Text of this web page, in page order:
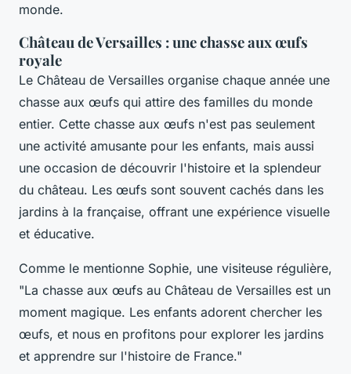
monde.
Château de Versailles : une chasse aux œufs
royale
Le Château de Versailles organise chaque année une
chasse aux œufs qui attire des familles du monde
entier. Cette chasse aux œufs n'est pas seulement
une activité amusante pour les enfants, mais aussi
une occasion de découvrir l'histoire et la splendeur
du château. Les œufs sont souvent cachés dans les
jardins à la française, offrant une expérience visuelle
et éducative.
Comme le mentionne Sophie, une visiteuse régulière,
"La chasse aux œufs au Château de Versailles est un
moment magique. Les enfants adorent chercher les
œufs, et nous en profitons pour explorer les jardins
et apprendre sur l'histoire de France."